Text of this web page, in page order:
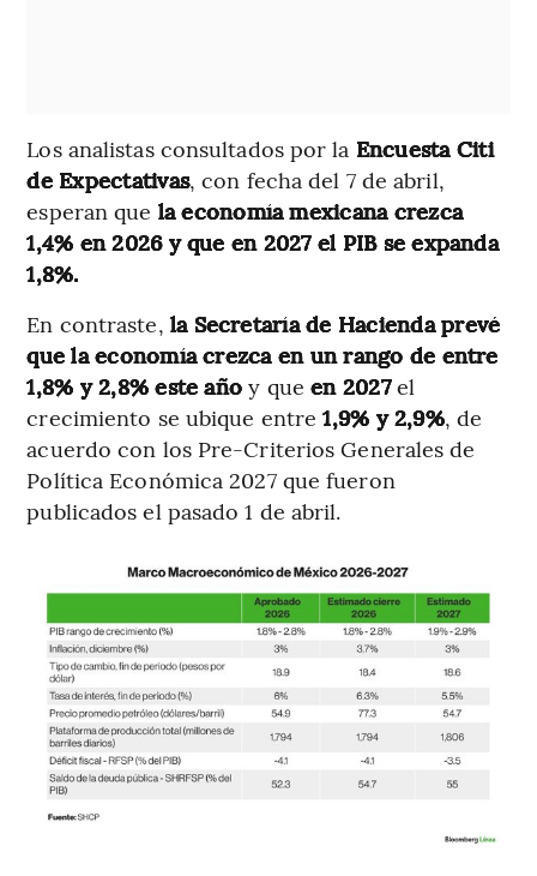
Los analistas consultados por la Encuesta Citi
de Expectativas, con fecha del 7 de abril,
esperan que la economía mexicana crezca
1,4% en 2026 y que en 2027 el PIB se expanda
1,8%.
En contraste, la Secretaría de Hacienda prevé
que la economía crezca en un rango de entre
1,8% y 2,8% este añoy que en 2027el
crecimiento se ubique entre 1,9% y 2,9%, de
acuerdo con los Pre-Criterios Generales de
Política Económica 2027 que fueron
publicados el pasado 1 de abril.